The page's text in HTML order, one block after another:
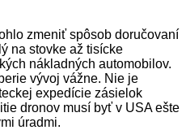
zmeniť spôsob doručovaní
na stovke až tisícke
nákladných automobilov.
vývoj vážne. Nie je
expedície zásielok
dronov musí byť v USA ešte
úradmi.